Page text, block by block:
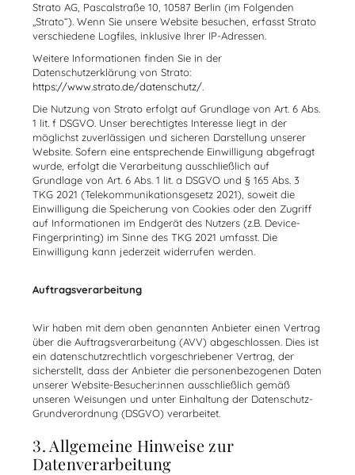
Strato AG, Pascalstraße 10, 10587 Berlin (im Folgenden
„Strato“). Wenn Sie unsere Website besuchen, erfasst Strato
verschiedene Logfiles, inklusive Ihrer IP-Adressen.
Weitere Informationen finden Sie in der
Datenschutzerklärung von Strato:
https://www.strato.de/datenschutz/.
Die Nutzung von Strato erfolgt auf Grundlage von Art. 6 Abs.
1 lit. f DSGVO. Unser berechtigtes Interesse liegt in der
möglichst zuverlässigen und sicheren Darstellung unserer
Website. Sofern eine entsprechende Einwilligung abgefragt
wurde, erfolgt die Verarbeitung ausschließlich auf
Grundlage von Art. 6 Abs. 1 lit. a DSGVO und § 165 Abs. 3
TKG 2021 (Telekommunikationsgesetz 2021), soweit die
Einwilligung die Speicherung von Cookies oder den Zugriff
auf Informationen im Endgerät des Nutzers (z.B. Device-
Fingerprinting) im Sinne des TKG 2021 umfasst. Die
Einwilligung kann jederzeit widerrufen werden.
Auftragsverarbeitung
Wir haben mit dem oben genannten Anbieter einen Vertrag
über die Auftragsverarbeitung (AVV) abgeschlossen. Dies ist
ein datenschutzrechtlich vorgeschriebener Vertrag, der
sicherstellt, dass der Anbieter die personenbezogenen Daten
unserer Website-Besucher:innen ausschließlich gemäß
unseren Weisungen und unter Einhaltung der Datenschutz-
Grundverordnung (DSGVO) verarbeitet.
3. Allgemeine Hinweise zur
Datenverarbeitung